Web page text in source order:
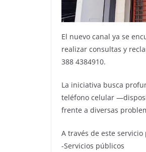
El nuevo canal ya se
realizar consultas y
388 4384910.
La iniciativa busca
teléfono celular
frente a diversas
A través de este
-Servicios públicos